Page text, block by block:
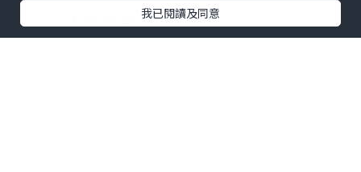
「人魚不會哭泣。」
我已閱讀及同意